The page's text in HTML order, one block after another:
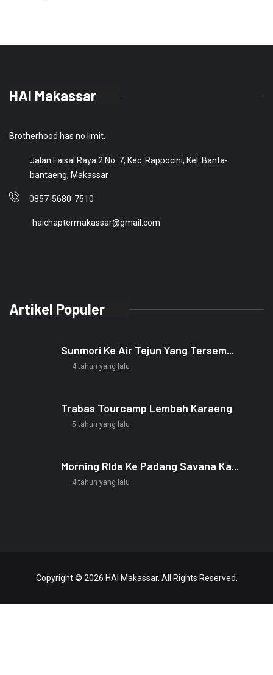
HAI Makassar
Brotherhood has no limit.
Jalan Faisal Raya 2 No. 7, Kec. Rappocini, Kel. Banta-
bantaeng, Makassar
0857-5680-7510
haichaptermakassar@gmail.com
Artikel Populer
Sunmori Ke Air Tejun Yang Tersem...
4 tahun yang lalu
Trabas Tourcamp Lembah Karaeng
5 tahun yang lalu
Morning RIde Ke Padang Savana Ka...
4 tahun yang lalu
Copyright © 2026 HAI Makassar. All Rights Reserved.